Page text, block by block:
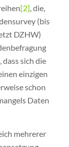
[2], die,
(bis
DZHW)
sich die
einzigen
schon
Daten
mehrerer